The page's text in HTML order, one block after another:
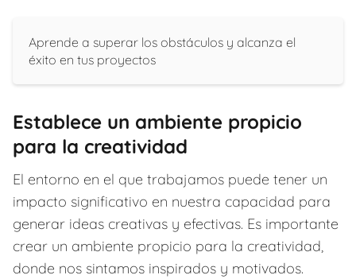
Aprende a superar los obstáculos y alcanza el
éxito en tus proyectos
Establece un ambiente propicio
para la creatividad
El entorno en el que trabajamos puede tener un
impacto significativo en nuestra capacidad para
generar ideas creativas y efectivas. Es importante
crear un ambiente propicio para la creatividad,
donde nos sintamos inspirados y motivados.